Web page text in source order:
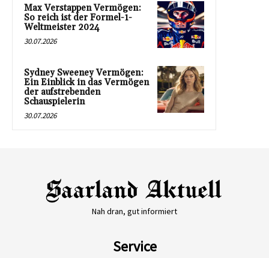
Max Verstappen Vermögen:
So reich ist der Formel-1-
Weltmeister 2024
30.07.2026
Sydney Sweeney Vermögen:
Ein Einblick in das Vermögen
der aufstrebenden
Schauspielerin
30.07.2026
Nah dran, gut informiert
Service